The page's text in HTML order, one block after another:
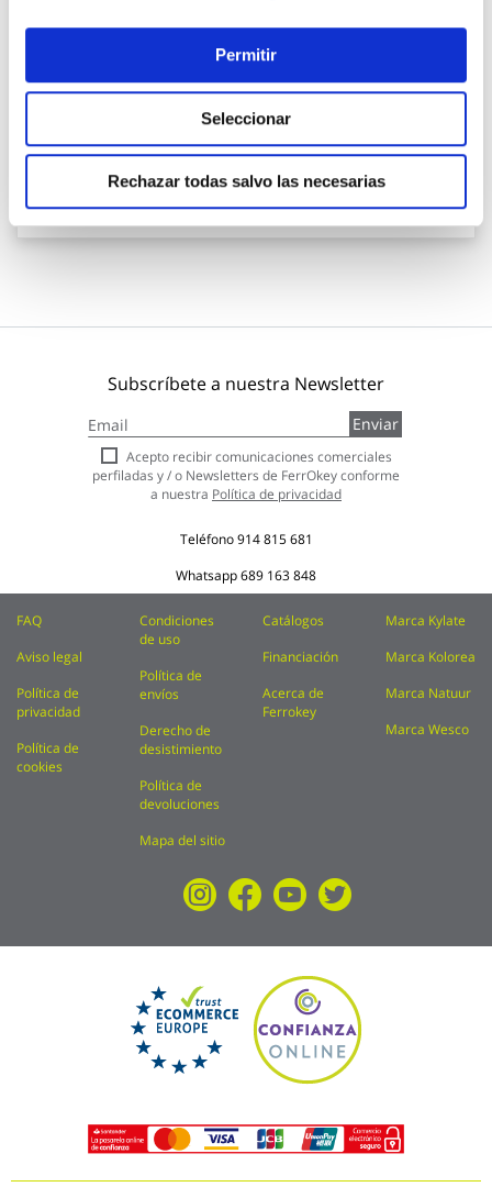
Permitir
Seleccionar
Rechazar todas salvo las necesarias
Estanteria metal galvanizado rincon 5 estantes madera
sin tornillos 196 x 75 x 40 x 50 cm ironside
115,95 €
Subscríbete a nuestra Newsletter
a
nuestro
boletín
de
Enviar
Acepto recibir comunicaciones comerciales
perfiladas y / o Newsletters de FerrOkey conforme
a nuestra Política de privacidad
Teléfono914 815 681
Whatsapp689 163 848
FAQ
Aviso legal
Política de
privacidad
Política de
cookies
Condiciones
de uso
Política de
envíos
Derecho de
desistimiento
Política de
devoluciones
Mapa del sitio
Catálogos
Financiación
Acerca de
Ferrokey
Marca Kylate
Marca Kolorea
Marca Natuur
Marca Wesco